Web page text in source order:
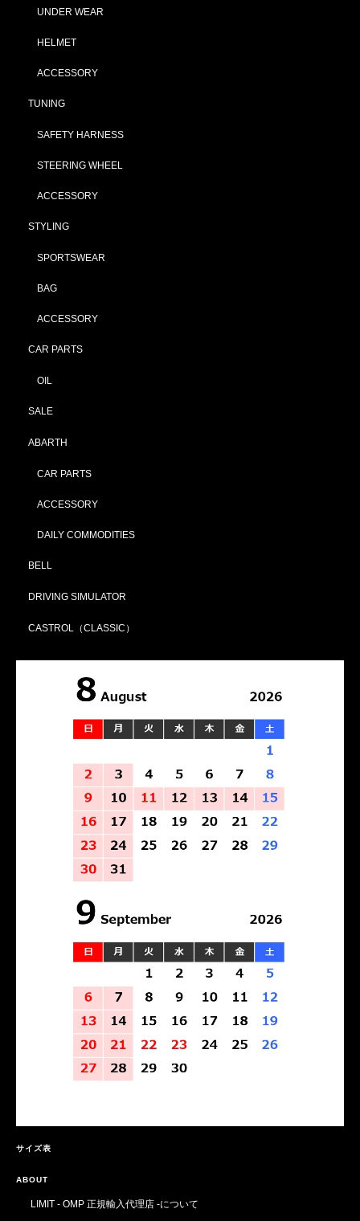
UNDER WEAR
HELMET
ACCESSORY
TUNING
SAFETY HARNESS
STEERING WHEEL
ACCESSORY
STYLING
SPORTSWEAR
BAG
ACCESSORY
CAR PARTS
OIL
SALE
ABARTH
CAR PARTS
ACCESSORY
DAILY COMMODITIES
BELL
DRIVING SIMULATOR
CASTROL（CLASSIC）
サイズ表
ABOUT
LIMIT - OMP 正規輸入代理店 -について